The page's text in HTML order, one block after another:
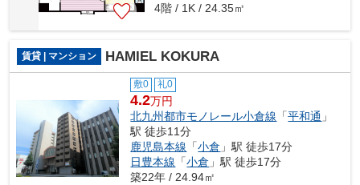
4階 / 1K / 24.35㎡
賃貸 | マンション HAMIEL KOKURA
敷0 礼0
4.2万円
北九州都市モノレール小倉線 「平和通 」
駅 徒歩11分
鹿児島本線 「小倉 」駅 徒歩17分
日豊本線 「小倉 」駅 徒歩17分
築22年 / 24.94㎡